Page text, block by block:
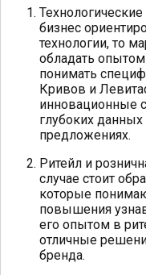
бизнес
технологии, то
обладать
понимать
Кривов и
инновационные
глубоких
предложениях.
Ритейл и
случае стоит
которые
повышения
его опытом в
отличные
бренда.